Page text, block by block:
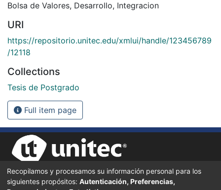
Bolsa de Valores, Desarrollo, Integracion
URI
https://repositorio.unitec.edu/xmlui/handle/123456789
/12118
Collections
Tesis de Postgrado
Full item page
UNIVERSIDAD TECNOLÓGICA CENTROAMERICANA UNITEC
Recopilamos y procesamos su información personal para los
siguientes propósitos: Autenticación, Preferencias,